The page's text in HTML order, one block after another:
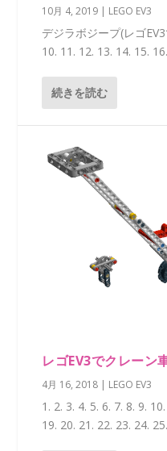
10月 4, 2019 | LEGO EV3
デジラボジープ(レゴ
10. 11. 12. 13. 14. 15.
続きを読む
レゴEV3でクレーン
4月 16, 2018 | LEGO EV3
1. 2. 3. 4. 5. 6. 7. 8. 9.
19. 20. 21. 22. 23. 24.